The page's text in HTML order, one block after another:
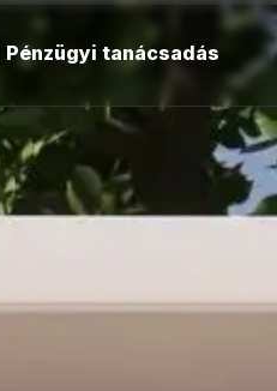
Pénzügyi tanácsadás